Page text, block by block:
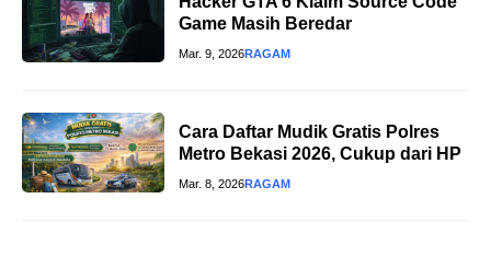
Game Masih Beredar
Mar. 9, 2026RAGAM
Cara Daftar Mudik Gratis Polres
Metro Bekasi 2026, Cukup dari HP
Mar. 8, 2026RAGAM